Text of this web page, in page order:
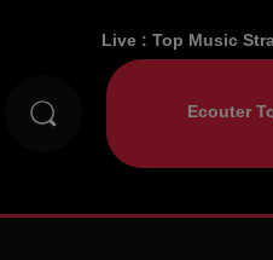
Live :Top Music